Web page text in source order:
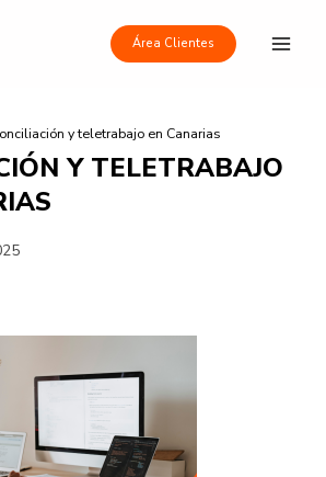
Área Clientes
y teletrabajo en Canarias
Y TELETRABAJO